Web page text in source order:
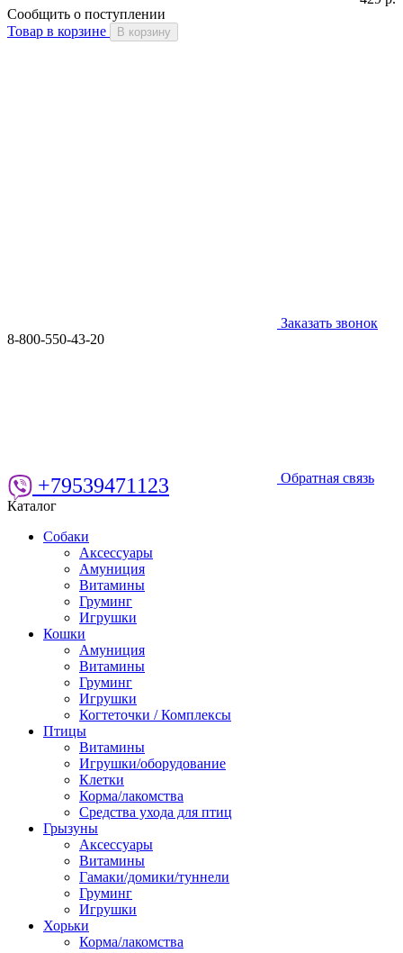
Сообщить о поступлении
Товар в корзине
В корзину
Заказать звонок
8-800-550-43-20
Обратная связь
+79539471123
Каталог
Собаки
Аксессуары
Амуниция
Витамины
Груминг
Игрушки
Кошки
Амуниция
Витамины
Груминг
Игрушки
Когтеточки / Комплексы
Птицы
Витамины
Игрушки/оборудование
Клетки
Корма/лакомства
Средства ухода для птиц
Грызуны
Аксессуары
Витамины
Гамаки/домики/туннели
Груминг
Игрушки
Хорьки
Корма/лакомства